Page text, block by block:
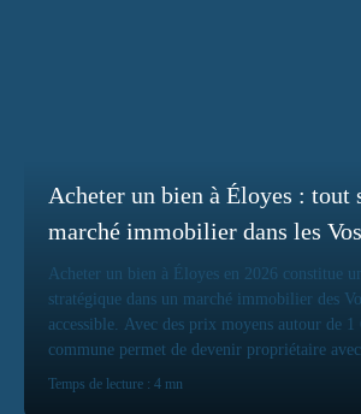
Acheter un bien à Éloyes : tout
marché immobilier dans les
Acheter un bien à Éloyes en 2026 constitue
stratégique dans un marché immobilier des
accessible. Avec des prix moyens autour de 1
commune permet de devenir propriétaire
maîtrisé tout en bénéficiant d’un cadre de vie
Temps de lecture : 4 mn